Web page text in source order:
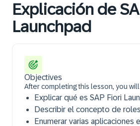
Explicación de
Launchpad
Objectives
After completing this lesson, you
Explicar qué es SAP Fiori
Describir el concepto de
Enumerar varias aplicaciones